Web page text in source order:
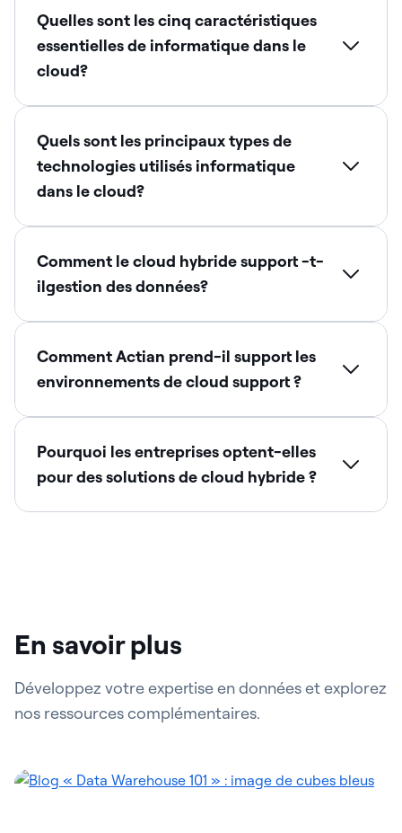
Quelles sont les cinq caractéristiques
essentielles de informatique dans le
cloud?
Quels sont les principaux types de
technologies utilisés informatique
dans le cloud?
Comment le cloud hybride support -t-
ilgestion des données?
Comment Actian prend-il support les
environnements de cloud support ?
Pourquoi les entreprises optent-elles
pour des solutions de cloud hybride ?
En savoir plus
Développez votre expertise en données et explorez
nos ressources complémentaires.